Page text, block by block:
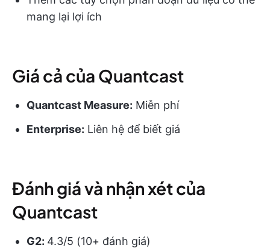
mang lại lợi ích
Giá cả của Quantcast
Quantcast Measure: Miễn phí
Enterprise: Liên hệ để biết giá
Đánh giá và nhận xét của
Quantcast
G2: 4.3/5 (10+ đánh giá)